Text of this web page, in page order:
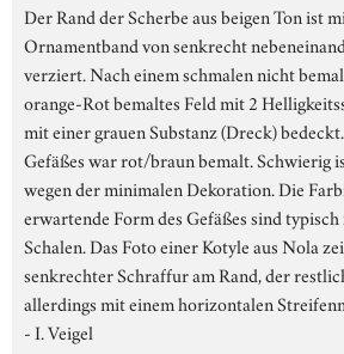
Der Rand der Scherbe aus beigen Ton ist
Ornamentband von senkrecht
verziert. Nach einem schmalen nicht
orange-Rot bemaltes Feld mit 2
mit einer grauen Substanz (Dreck)
Gefäßes war rot/braun bemalt. Schwierig
wegen der minimalen Dekoration. Die
erwartende Form des Gefäßes sind
Schalen. Das Foto einer Kotyle aus Nola
senkrechter Schraffur am Rand, der
allerdings mit einem horizontalen
- I. Veigel